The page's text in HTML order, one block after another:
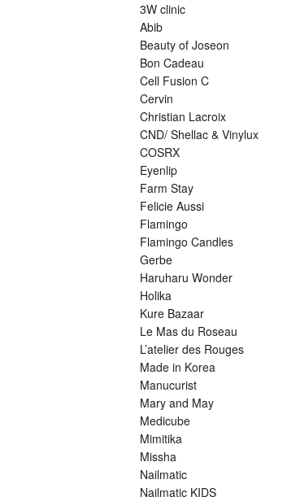
3W clinic
Abib
Beauty of Joseon
Bon Cadeau
Cell Fusion C
Cervin
Christian Lacroix
CND/ Shellac & Vinylux
COSRX
Eyenlip
Farm Stay
Felicie Aussi
Flamingo
Flamingo Candles
Gerbe
Haruharu Wonder
Holika
Kure Bazaar
Le Mas du Roseau
L’atelier des Rouges
Made in Korea
Manucurist
Mary and May
Medicube
Mimitika
Missha
Nailmatic
Nailmatic KIDS